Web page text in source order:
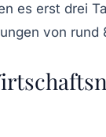
es erst drei
von